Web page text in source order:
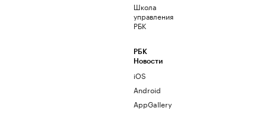
Школа
управления
РБК
РБК
Новости
iOS
Android
AppGallery